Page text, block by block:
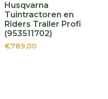
Husqvarna
Tuintractoren en
Riders Trailer Profi
(953511702)
€789,00